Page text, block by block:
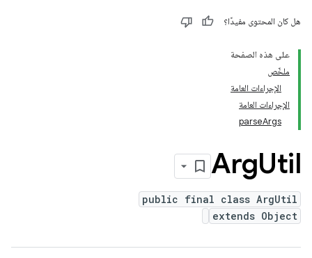
هل كان المحتوى مفيدًا؟
على هذه الصفحة
ملخّص
الإجراءات العامة
الإجراءات العامة
parseArgs
ArgUtil
public final class ArgUtil
extends Object